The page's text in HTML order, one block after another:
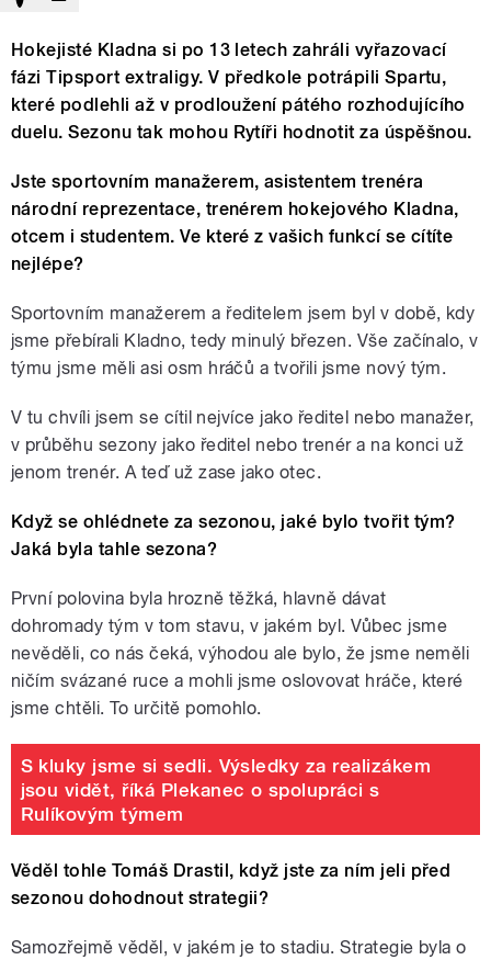
Hokejisté Kladna si po 13 letech zahráli vyřazovací
fázi Tipsport extraligy. V předkole potrápili Spartu,
které podlehli až v prodloužení pátého rozhodujícího
duelu. Sezonu tak mohou Rytíři hodnotit za úspěšnou.
Jste sportovním manažerem, asistentem trenéra
národní reprezentace, trenérem hokejového Kladna,
otcem i studentem. Ve které z vašich funkcí se cítíte
nejlépe?
Sportovním manažerem a ředitelem jsem byl v době, kdy
jsme přebírali Kladno, tedy minulý březen. Vše začínalo, v
týmu jsme měli asi osm hráčů a tvořili jsme nový tým.
V tu chvíli jsem se cítil nejvíce jako ředitel nebo manažer,
v průběhu sezony jako ředitel nebo trenér a na konci už
jenom trenér. A teď už zase jako otec.
Když se ohlédnete za sezonou, jaké bylo tvořit tým?
Jaká byla tahle sezona?
První polovina byla hrozně těžká, hlavně dávat
dohromady tým v tom stavu, v jakém byl. Vůbec jsme
nevěděli, co nás čeká, výhodou ale bylo, že jsme neměli
ničím svázané ruce a mohli jsme oslovovat hráče, které
jsme chtěli. To určitě pomohlo.
S kluky jsme si sedli. Výsledky za realizákem
jsou vidět, říká Plekanec o spolupráci s
Rulíkovým týmem
Věděl tohle Tomáš Drastil, když jste za ním jeli před
sezonou dohodnout strategii?
Samozřejmě věděl, v jakém je to stadiu. Strategie byla o